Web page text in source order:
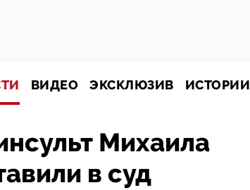
ВИДЕО ЭКСКЛЮЗИВ ИСТОРИИ
Михаила
в суд